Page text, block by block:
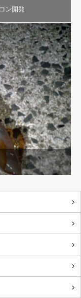
ン開発